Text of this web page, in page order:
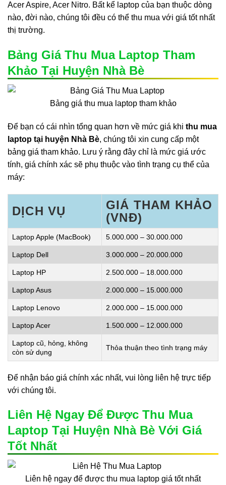
Acer Aspire, Acer Nitro. Bất kể laptop của bạn thuộc dòng
nào, đời nào, chúng tôi đều có thể thu mua với giá tốt nhất
thị trường.
Bảng Giá Thu Mua Laptop Tham
Khảo Tại Huyện Nhà Bè
Bảng giá thu mua laptop tham khảo
Để bạn có cái nhìn tổng quan hơn về mức giá khi thu mua
laptop tại huyện Nhà Bè, chúng tôi xin cung cấp một
bảng giá tham khảo. Lưu ý rằng đây chỉ là mức giá ước
tính, giá chính xác sẽ phụ thuộc vào tình trạng cụ thể của
máy:
DỊCH VỤ
GIÁ THAM KHẢO
(VNĐ)
Laptop Apple (MacBook) 5.000.000 – 30.000.000
Laptop Dell 3.000.000 – 20.000.000
Laptop HP 2.500.000 – 18.000.000
Laptop Asus 2.000.000 – 15.000.000
Laptop Lenovo 2.000.000 – 15.000.000
Laptop Acer 1.500.000 – 12.000.000
Laptop cũ, hỏng, không
còn sử dụng
Thỏa thuận theo tình trạng máy
Để nhận báo giá chính xác nhất, vui lòng liên hệ trực tiếp
với chúng tôi.
Liên Hệ Ngay Để Được Thu Mua
Laptop Tại Huyện Nhà Bè Với Giá
Tốt Nhất
Liên hệ ngay để được thu mua laptop giá tốt nhất